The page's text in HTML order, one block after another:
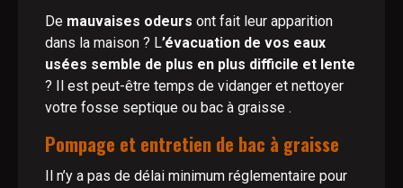
De mauvaises odeurs ont fait leur apparition
dans la maison ? L’évacuation de vos eaux
usées semble de plus en plus difficile et lente
? Il est peut-être temps de vidanger et nettoyer
votre fosse septique ou bac à graisse .
Pompage et entretien de bac à graisse
Il n’y a pas de délai minimum réglementaire pour